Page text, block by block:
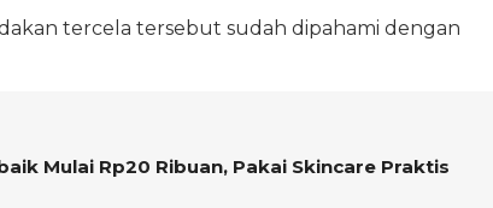
tercela tersebut sudah dipahami dengan
Mulai Rp20 Ribuan, Pakai Skincare Praktis